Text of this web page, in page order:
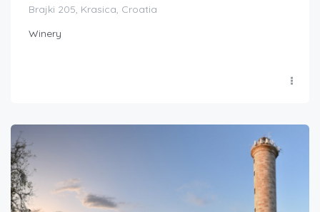
Brajki 205, Krasica, Croatia
Winery